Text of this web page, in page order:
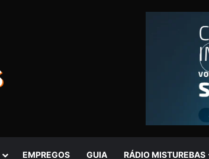
EMPREGOS GUIA RÁDIO MISTUREBAS